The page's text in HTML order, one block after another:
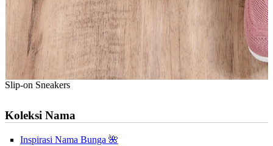
Slip-on Sneakers
Koleksi Nama
Inspirasi Nama Bunga 🌺